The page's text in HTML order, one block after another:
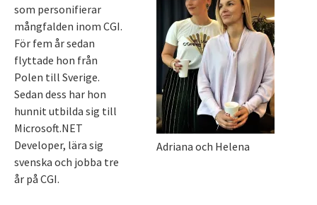
Adriana och Helena
som personifierar
mångfalden inom CGI.
För fem år sedan
flyttade hon från
Polen till Sverige.
Sedan dess har hon
hunnit utbilda sig till
Microsoft.NET
Developer, lära sig
svenska och jobba tre
år på CGI.